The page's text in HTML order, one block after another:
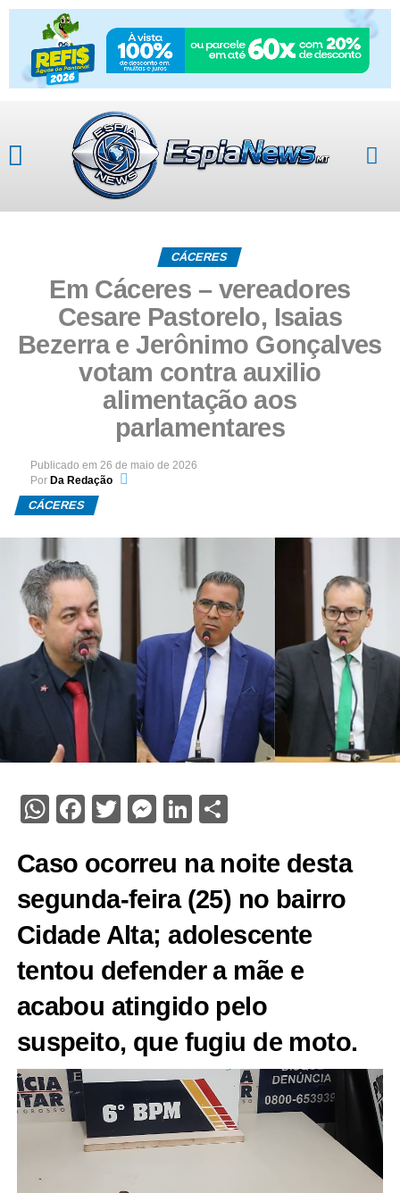
CÁCERES
Em Cáceres – vereadores
Cesare Pastorelo, Isaias
Bezerra e Jerônimo Gonçalves
votam contra auxilio
alimentação aos
parlamentares
Publicado em 26 de maio de 2026
Por Da Redação
CÁCERES
WhatsApp
Facebook
Twitter
Messenger
LinkedIn
Share
Caso ocorreu na noite desta
segunda-feira (25) no bairro
Cidade Alta; adolescente
tentou defender a mãe e
acabou atingido pelo
suspeito, que fugiu de moto.